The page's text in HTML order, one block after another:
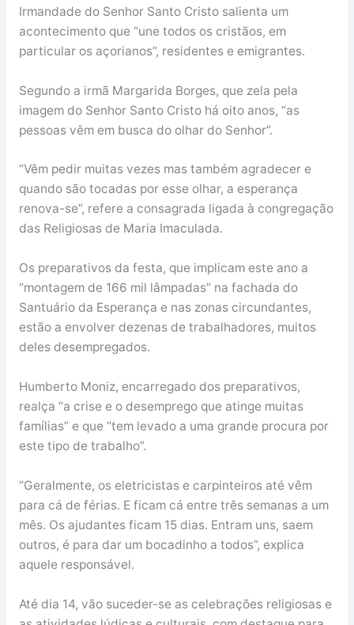
Irmandade do Senhor Santo Cristo salienta um
acontecimento que “une todos os cristãos, em
particular os açorianos”, residentes e emigrantes.
Segundo a irmã Margarida Borges, que zela pela
imagem do Senhor Santo Cristo há oito anos, “as
pessoas vêm em busca do olhar do Senhor”.
“Vêm pedir muitas vezes mas também agradecer e
quando são tocadas por esse olhar, a esperança
renova-se”, refere a consagrada ligada à congregação
das Religiosas de Maria Imaculada.
Os preparativos da festa, que implicam este ano a
“montagem de 166 mil lâmpadas” na fachada do
Santuário da Esperança e nas zonas circundantes,
estão a envolver dezenas de trabalhadores, muitos
deles desempregados.
Humberto Moniz, encarregado dos preparativos,
realça “a crise e o desemprego que atinge muitas
famílias” e que “tem levado a uma grande procura por
este tipo de trabalho”.
“Geralmente, os eletricistas e carpinteiros até vêm
para cá de férias. E ficam cá entre três semanas a um
mês. Os ajudantes ficam 15 dias. Entram uns, saem
outros, é para dar um bocadinho a todos”, explica
aquele responsável.
Até dia 14, vão suceder-se as celebrações religiosas e